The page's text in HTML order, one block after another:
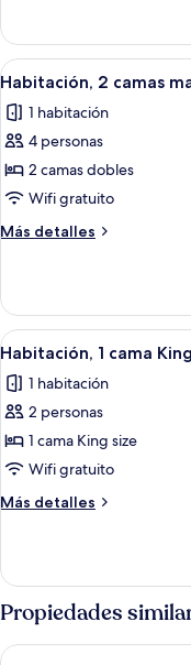
estudio
Premier
Abrir
todas
las
fotos
de
Habitación,
2
camas
se
aceptan
mascotas
4
Habitación, 2 camas
1 habitación
4 personas
2 camas dobles
Wifi gratuito
Más detalles
Más
2
camas
matrimoniales,
aceptan
mascotas
Abrir
todas
las
fotos
de
Habitación,
1
cama
size,
se
aceptan
mascotas
4
Habitación, 1 cama
1 habitación
2 personas
1 cama King size
Wifi gratuito
Más detalles
Más
1
cama
King
size,
se
Propiedades
The Winfield Lofts, A